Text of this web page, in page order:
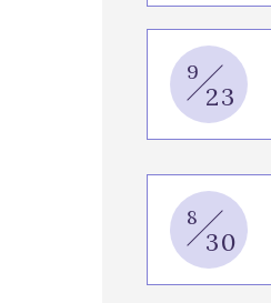
9
23
8
30